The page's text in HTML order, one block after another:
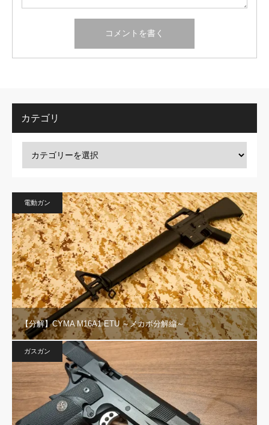
カテゴリ
電動ガン
【分解】CYMA M16A1 ETU ～メカボ分解編～
ガスガン